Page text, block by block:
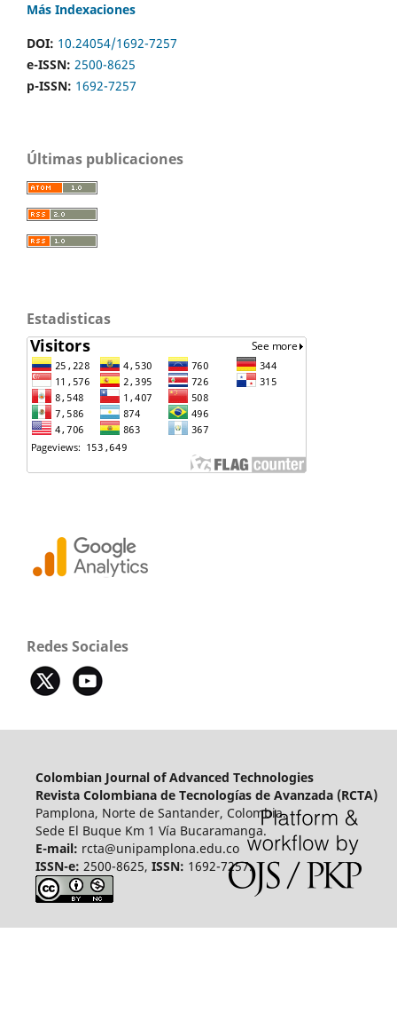
Más Indexaciones
DOI: 10.24054/1692-7257
e-ISSN: 2500-8625
p-ISSN: 1692-7257
Últimas publicaciones
Estadisticas
Redes Sociales
Colombian Journal of Advanced Technologies
Revista Colombiana de Tecnologías de Avanzada (RCTA)
Pamplona, Norte de Santander, Colombia.
Sede El Buque Km 1 Vía Bucaramanga.
E-mail: rcta@unipamplona.edu.co
ISSN-e: 2500-8625, ISSN: 1692-7257.